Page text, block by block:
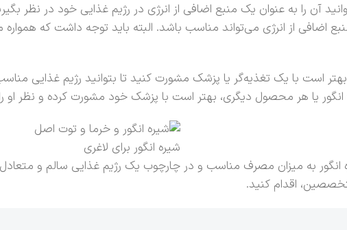
آن را به عنوان یک منبع اضافی از انرژی در رژیم غذایی خود در
اضافی از انرژی می‌تواند مناسب باشد. البته باید توجه داشت که
بهتر است با یک تغذیه‌گر یا پزشک مشورت کنید تا بتوانید رژیم غذایی
انگور یا هر محصول دیگری، بهتر است با پزشک خود مشورت کرده و نظر او
شیره انگور برای لاغری
به میزان مصرف مناسب و در چارچوب یک رژیم غذایی سالم و متعادل
اقدام کنید.